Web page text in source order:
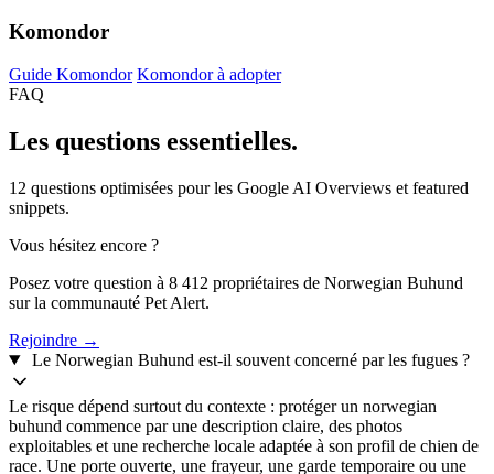
Komondor
Guide Komondor Komondor à adopter
FAQ
Les questions essentielles.
12 questions optimisées pour les Google AI Overviews et featured
snippets.
Vous hésitez encore ?
Posez votre question à 8 412 propriétaires de Norwegian Buhund
sur la communauté Pet Alert.
Rejoindre →
Le Norwegian Buhund est-il souvent concerné par les fugues ?
Le risque dépend surtout du contexte : protéger un norwegian
buhund commence par une description claire, des photos
exploitables et une recherche locale adaptée à son profil de chien de
race. Une porte ouverte, une frayeur, une garde temporaire ou une